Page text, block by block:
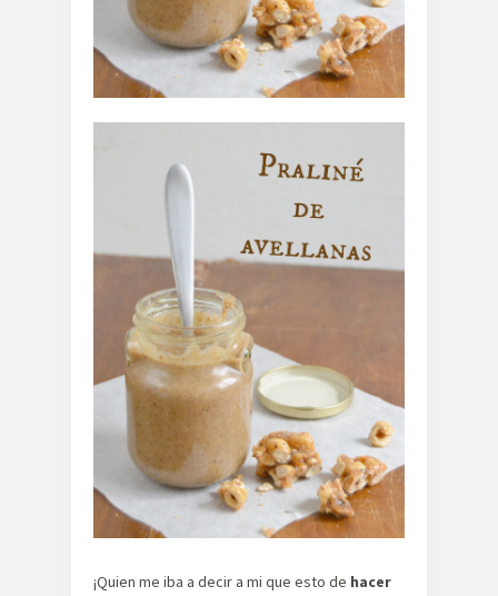
¡Quien me iba a decir a mi que esto de hacer